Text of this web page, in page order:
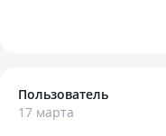
Пользователь
17 марта